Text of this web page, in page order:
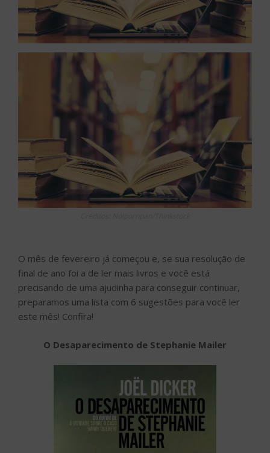
O mês de fevereiro já começou e, se sua resolução de
final de ano foi a de ler mais livros e você está
precisando de uma ajudinha para conseguir continuar,
preparamos uma lista com 6 sugestões para você ler
este mês! Confira!
O Desaparecimento de Stephanie Mailer